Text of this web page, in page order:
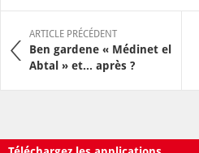
ARTICLE PRÉCÉDENT
Ben gardene « Médinet el
Abtal » et… après ?